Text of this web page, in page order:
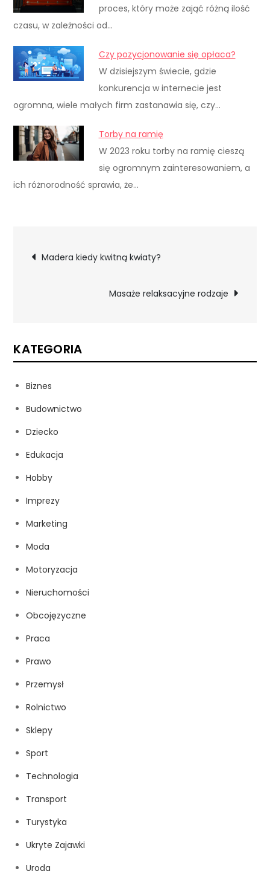
proces, który może zająć różną ilość
czasu, w zależności od…
Czy pozycjonowanie się opłaca?
W dzisiejszym świecie, gdzie
konkurencja w internecie jest
ogromna, wiele małych firm zastanawia się, czy…
Torby na ramię
W 2023 roku torby na ramię cieszą
się ogromnym zainteresowaniem, a
ich różnorodność sprawia, że…
Nawigacja
Madera kiedy kwitną kwiaty?
Masaże relaksacyjne rodzaje
KATEGORIA
Biznes
Budownictwo
Dziecko
Edukacja
Hobby
Imprezy
Marketing
Moda
Motoryzacja
Nieruchomości
Obcojęzyczne
Praca
Prawo
Przemysł
Rolnictwo
Sklepy
Sport
Technologia
Transport
Turystyka
Ukryte Zajawki
Uroda